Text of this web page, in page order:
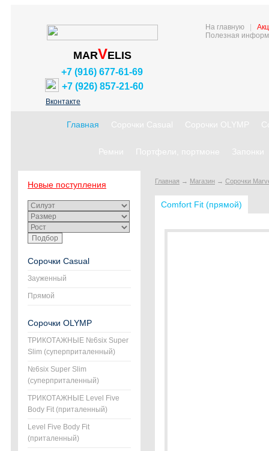
MARVELIS
+7 (916) 677-61-69
+7 (926) 857-21-60
Вконтакте
На главную
Полезная
Главная Сорочки Casual Сорочки OLYMP
Ремни Портфели, портмоне Запонки
Новые поступления
Сорочки Casual
Зауженный
Прямой
Сорочки OLYMP
ТРИКОТАЖНЫЕ №6six Super
Slim (суперприталенный)
№6six Super Slim
(суперприталенный)
ТРИКОТАЖНЫЕ Level Five
Body Fit (приталенный)
Level Five Body Fit
(приталенный)
Главная → Магазин → Сорочки
Comfort Fit (прямой)